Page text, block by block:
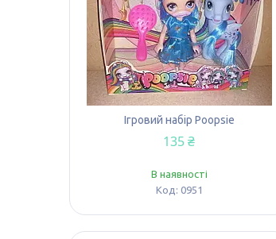
Ігровий набір Poopsie
135 ₴
В наявності
0951